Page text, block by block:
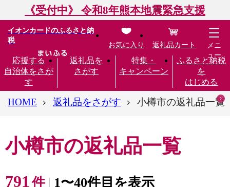
《受付中》 令和8年熊本地震緊急支援
イオンカードのふるさと納
税
応援する
自治体をさが
す
返礼品を
さがす
特集・
キャンペーン
ふるさと納税
を
はじめる
お気に入り 返礼品カート
メニ
ュー
HOME 返礼品をさがす 小樽市の返礼品一覧
小樽市の返礼品一覧
791件 1〜40件目を表示